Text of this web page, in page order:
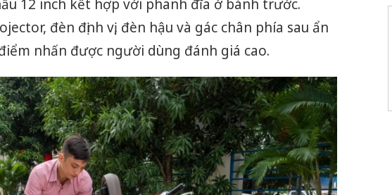
12 inch kết hợp với phanh đĩa ở bánh trước.
đèn định vị, đèn hậu và gác chân phía sau ẩn
nhấn được người dùng đánh giá cao.